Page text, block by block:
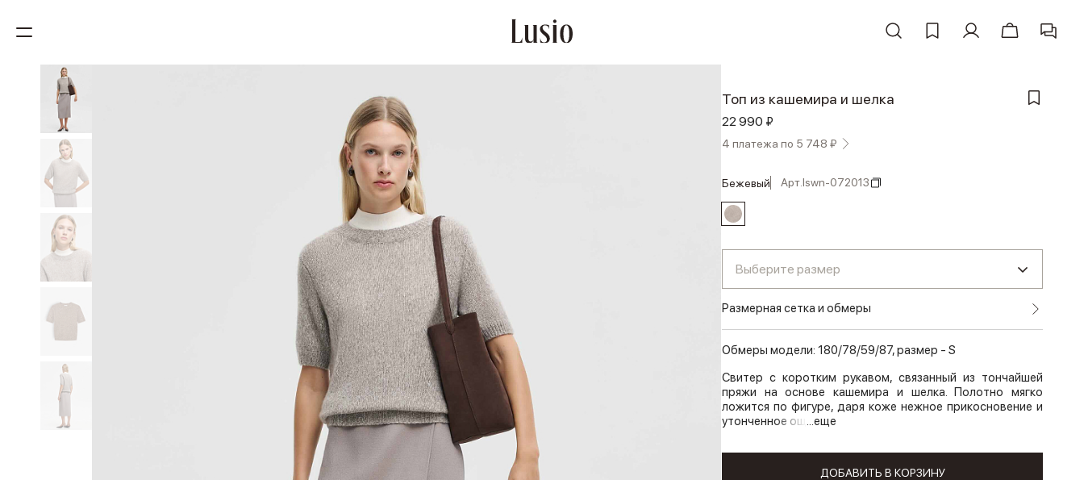
Топ из кашемира и шелка
22 990 ₽
4 платежа по 5 748 ₽
бежевый Арт.lswn-072013
Выберите размер
Размерная сетка и обмеры
Обмеры модели: 180/78/59/87, размер - S
Свитер с коротким рукавом, связанный из тончайшей
пряжи на основе кашемира и шелка. Полотно мягко
ложится по фигуре, даря коже нежное прикосновение и
утонченное ощ ...еще
ДОБАВИТЬ В КОРЗИНУ